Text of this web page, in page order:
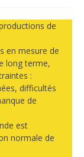
de
en mesure de
long terme,
:
difficultés
de
est
normale de